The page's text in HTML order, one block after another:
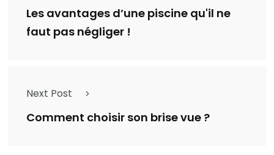
Les avantages d’une piscine qu'il ne
faut pas négliger !
Next Post
Comment choisir son brise vue ?